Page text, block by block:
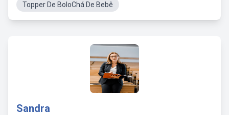
Topper De BoloChá De Bebê
Sandra